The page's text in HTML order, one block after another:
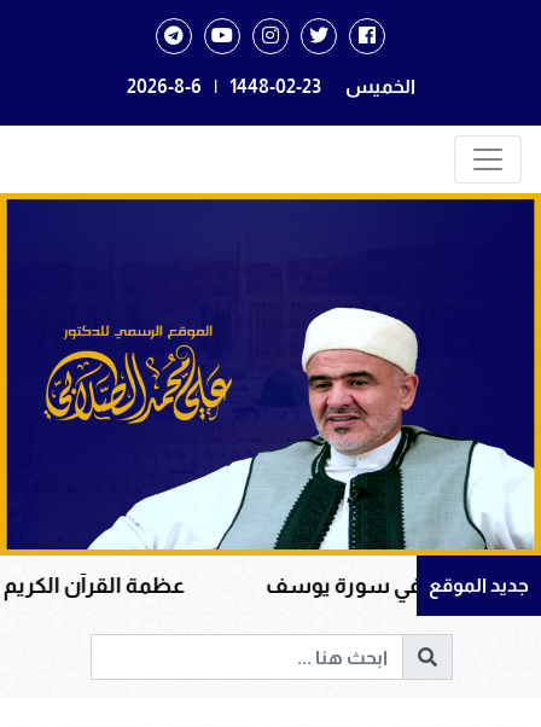
الخميس 1448-02-23
|
2026-8-6
جديد الموقع
يوسف عظمة القرآن الكريم في هداية القلوب